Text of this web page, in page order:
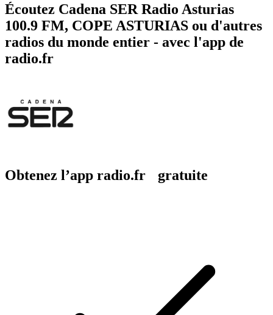
Écoutez Cadena SER Radio Asturias
100.9 FM, COPE ASTURIAS ou d'autres
radios du monde entier - avec l'app de
radio.fr
Obtenez l’app radio.fr gratuite